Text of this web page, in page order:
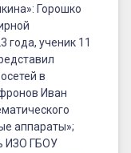
Горошко
года, ученик 11
в
Иван
аппараты»;
ИЗО ГБОУ